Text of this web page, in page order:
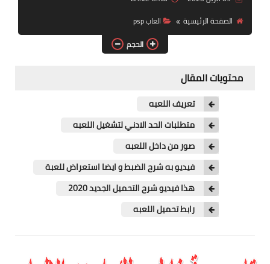
العاب pes
الصفحة الرئيسية
العاب psp
الحجم
محتويات المقال
تعريف اللعبه
متطلبات الحد الادني لتشغيل اللعبه
صور من داخل اللعبه
فيديو به شرح الضبط و ايضا استعراض للعبة
هذا فيديو شرح التحميل الجديد 2020
رابط تحميل اللعبه